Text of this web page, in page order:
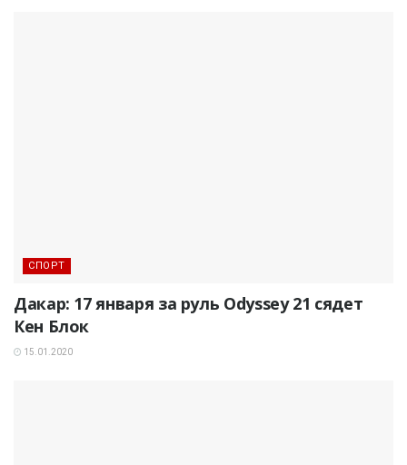
СПОРТ
Дакар: 17 января за руль Odyssey 21 сядет
Кен Блок
15.01.2020